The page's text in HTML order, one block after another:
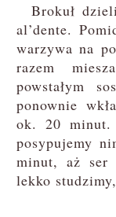
Brokuł
al’dente.
warzywa na
razem
powstałym
ponownie
ok. 20 minut.
posypujemy
minut, aż ser
lekko